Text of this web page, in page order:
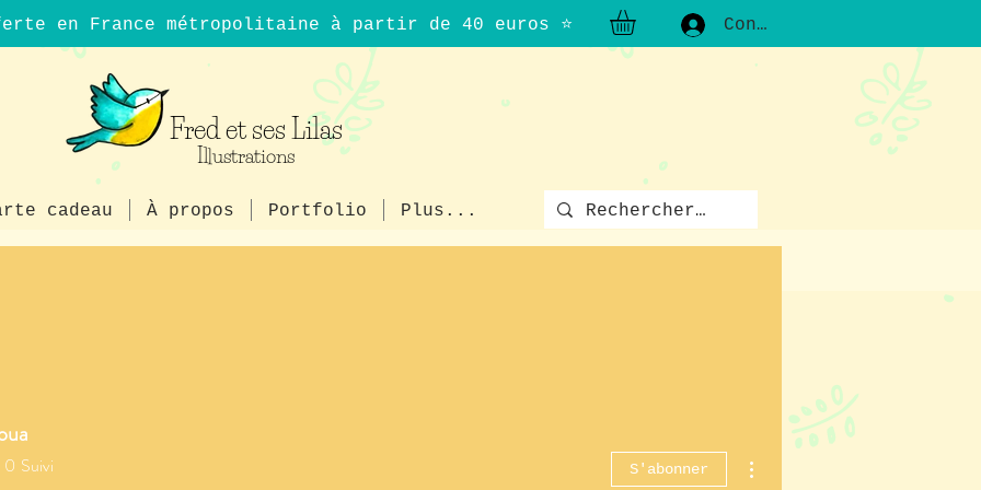
en France métropolitaine à partir de 40 euros ⭐ Connexion
Fred et ses Lilas
Illustrations
cadeau À propos Portfolio Plus...
0 Suivi S'abonner